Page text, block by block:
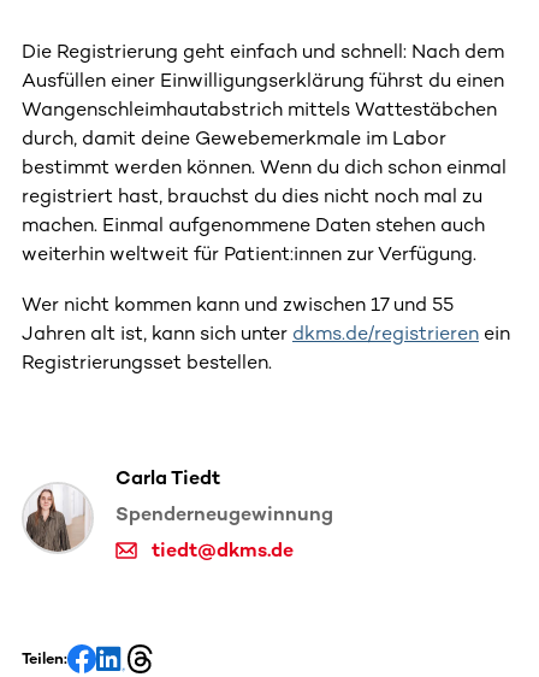
Die Registrierung geht einfach und schnell: Nach dem
Ausfüllen einer Einwilligungserklärung führst du einen
Wangenschleimhautabstrich mittels Wattestäbchen
durch, damit deine Gewebemerkmale im Labor
bestimmt werden können. Wenn du dich schon einmal
registriert hast, brauchst du dies nicht noch mal zu
machen. Einmal aufgenommene Daten stehen auch
weiterhin weltweit für Patient:innen zur Verfügung.
Wer nicht kommen kann und zwischen 17 und 55
Jahren alt ist, kann sich unter dkms.de/registrieren ein
Registrierungsset bestellen.
Carla Tiedt
Spenderneugewinnung
tiedt@dkms.de
Teilen: